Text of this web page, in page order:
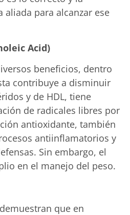
aliada para alcanzar ese
Acid)
beneficios, dentro
contribuye a disminuir
y de HDL, tiene
de radicales libres por
antioxidante, también
antiinflamatorios y
Sin embargo, el
en el manejo del peso.
que en